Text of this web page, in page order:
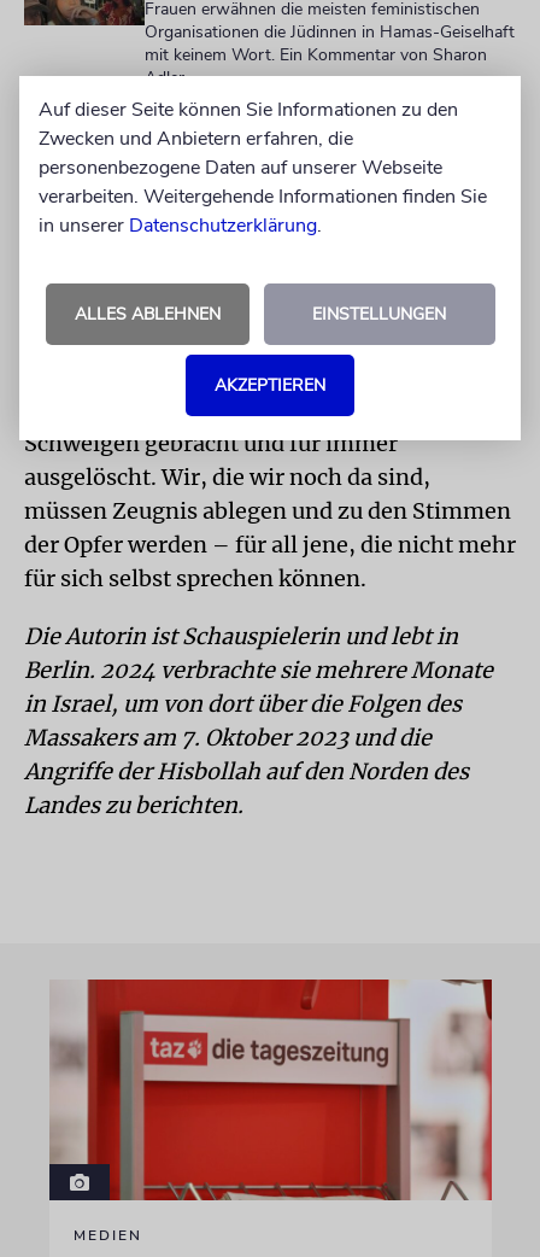
Frauen erwähnen die meisten feministischen
Organisationen die Jüdinnen in Hamas-Geiselhaft
mit keinem Wort. Ein Kommentar von Sharon
Adler
Der Angriff der Hamas beinhaltete brutale
sexuelle Übergriffe, die systematisch und
vorsätzlich an israelischen Zivilisten verübt
bestialischen Taten zu leugnen oder zu
beschönigen, sind ein Verrat an elementaren
Grundsätzen der Mitmenschlichkeit.
So viele Stimmen wurden an diesem Tag zum
Schweigen gebracht und für immer
ausgelöscht. Wir, die wir noch da sind,
müssen Zeugnis ablegen und zu den Stimmen
der Opfer werden – für all jene, die nicht mehr
für sich selbst sprechen können.
Die Autorin ist Schauspielerin und lebt in
Berlin. 2024 verbrachte sie mehrere Monate
in Israel, um von dort über die Folgen des
Massakers am 7. Oktober 2023 und die
Angriffe der Hisbollah auf den Norden des
Landes zu berichten.
MEDIEN
Auf dieser Seite können Sie Informationen zu den
Zwecken und Anbietern erfahren, die
personenbezogene Daten auf unserer Webseite
verarbeiten. Weitergehende Informationen finden Sie
in unserer Datenschutzerklärung.
ALLES ABLEHNEN EINSTELLUNGEN
AKZEPTIEREN